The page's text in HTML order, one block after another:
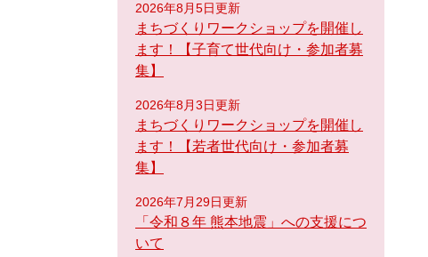
2026年8月5日更新
まちづくりワークショップを開催し
ます！【子育て世代向け・参加者募
集】
2026年8月3日更新
まちづくりワークショップを開催し
ます！【若者世代向け・参加者募
集】
2026年7月29日更新
「令和８年 熊本地震」への支援につ
いて